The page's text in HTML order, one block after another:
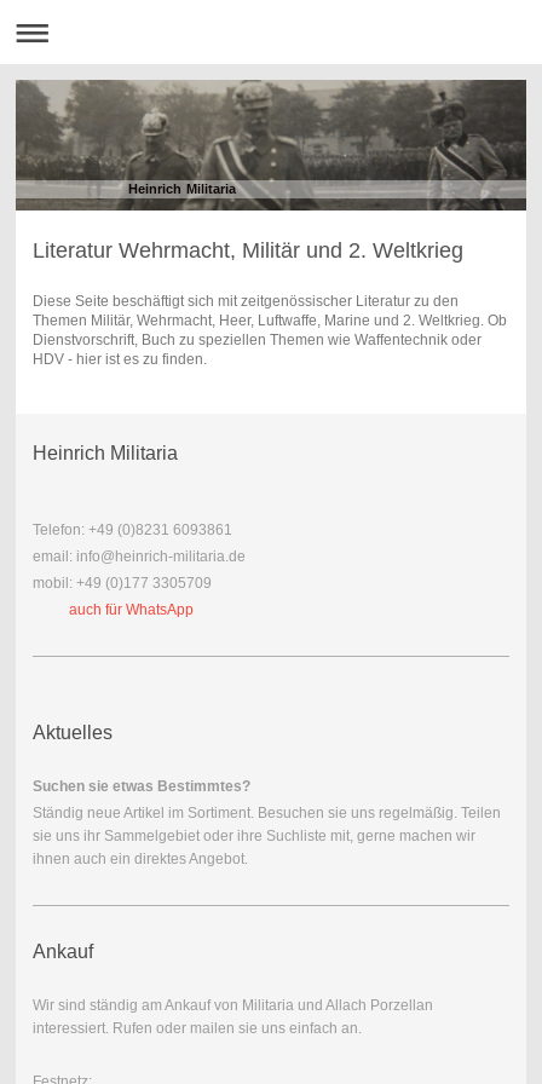
Heinrich Militaria
Literatur Wehrmacht, Militär und 2. Weltkrieg
Diese Seite beschäftigt sich mit zeitgenössischer Literatur zu den
Themen Militär, Wehrmacht, Heer, Luftwaffe, Marine und 2. Weltkrieg. Ob
Dienstvorschrift, Buch zu speziellen Themen wie Waffentechnik oder
HDV - hier ist es zu finden.
Heinrich Militaria
Telefon: +49 (0)8231 6093861
email: info@heinrich-militaria.de
mobil: +49 (0)177 3305709
auch für WhatsApp
Aktuelles
Suchen sie etwas Bestimmtes?
Ständig neue Artikel im Sortiment. Besuchen sie uns regelmäßig. Teilen
sie uns ihr Sammelgebiet oder ihre Suchliste mit, gerne machen wir
ihnen auch ein direktes Angebot.
Ankauf
Wir sind ständig am Ankauf von Militaria und Allach Porzellan
interessiert. Rufen oder mailen sie uns einfach an.